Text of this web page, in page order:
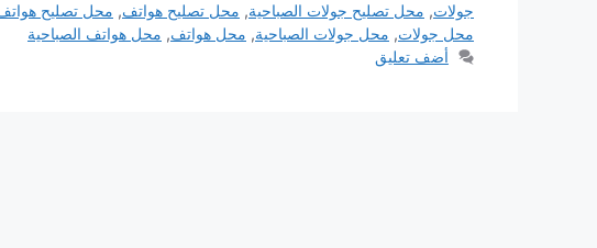
جولات, محل تصليح جولات الصباحية, محل تصليح هواتف, محل تصليح
محل جولات, محل جولات الصباحية, محل هواتف, محل هواتف الصباحية
أضف تعليق